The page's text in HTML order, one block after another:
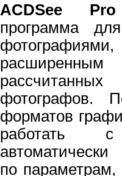
ACDSee Pro
программа
фотографов.
форматов
работать с
по